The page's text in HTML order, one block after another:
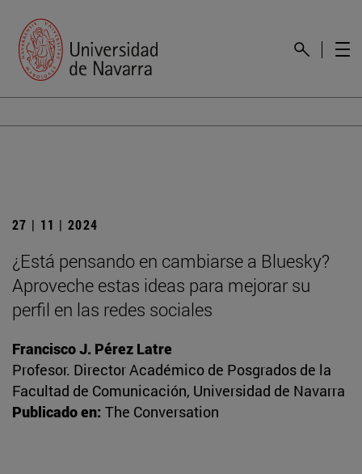
27 | 11 | 2024
¿Está pensando en cambiarse a Bluesky?
Aproveche estas ideas para mejorar su
perfil en las redes sociales
Francisco J. Pérez Latre
Profesor. Director Académico de Posgrados de la
Facultad de Comunicación, Universidad de Navarra
Publicado en: The Conversation